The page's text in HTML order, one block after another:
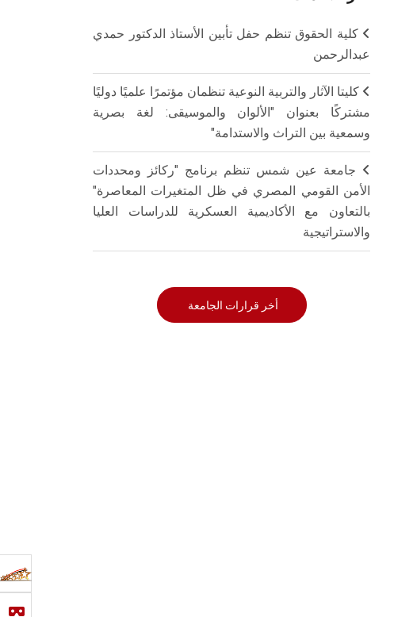
كلية الحقوق تنظم حفل تأبين الأستاذ الدكتور حمدي
عبدالرحمن
كليتا الآثار والتربية النوعية تنظمان مؤتمرًا علميًا دوليًا
مشتركًا بعنوان "الألوان والموسيقى: لغة بصرية
وسمعية بين التراث والاستدامة"
جامعة عين شمس تنظم برنامج "ركائز ومحددات
الأمن القومي المصري في ظل المتغيرات المعاصرة"
بالتعاون مع الأكاديمية العسكرية للدراسات العليا
والاستراتيجية
أخر قرارات الجامعة